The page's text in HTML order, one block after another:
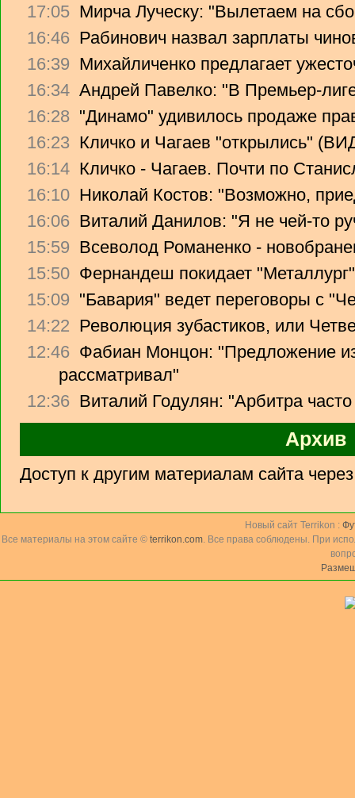
17:05 Мирча Луческу: "Вылетаем на
16:46 Рабинович назвал зарплаты
16:39 Михайличенко предлагает
16:34 Андрей Павелко: "В Премьер-
16:28 "Динамо" удивилось продаже
16:23 Кличко и Чагаев "открылись"
16:14 Кличко - Чагаев. Почти по
16:10 Николай Костов: "Возможно,
16:06 Виталий Данилов: "Я не чей-то
15:59 Всеволод Романенко -
15:50 Фернандеш покидает "Металлург"
15:09 "Бавария" ведет переговоры с
14:22 Революция зубастиков, или
12:46 Фабиан Монцон: "Предложение
рассматривал"
12:36 Виталий Годулян: "Арбитра
Архив
Доступ к другим материалам сайта
Новый сайт Terrikon :
Все материалы на этом сайте © terrikon.com. Все права соблюдены. При